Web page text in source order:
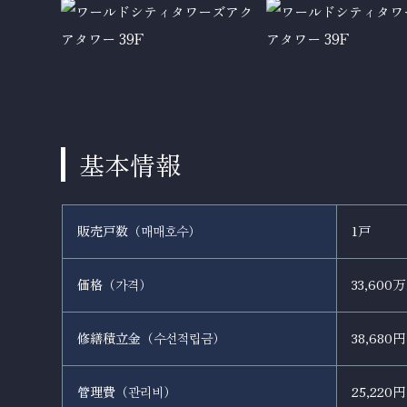
基本情報
販売戸数（매매호수） 1戸
価格（가격 ） 33,600
修繕積立金（수선적립금） 38,680円
管理費（관리비 ） 25,220円